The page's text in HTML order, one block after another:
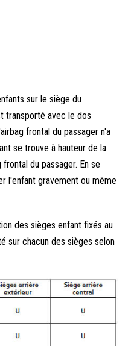
sur le siège du
transporté avec le dos
frontal du passager n'a
se trouve à hauteur de la
du passager. En se
l'enfant gravement ou même
des sièges enfant fixés au
sur chacun des sièges selon